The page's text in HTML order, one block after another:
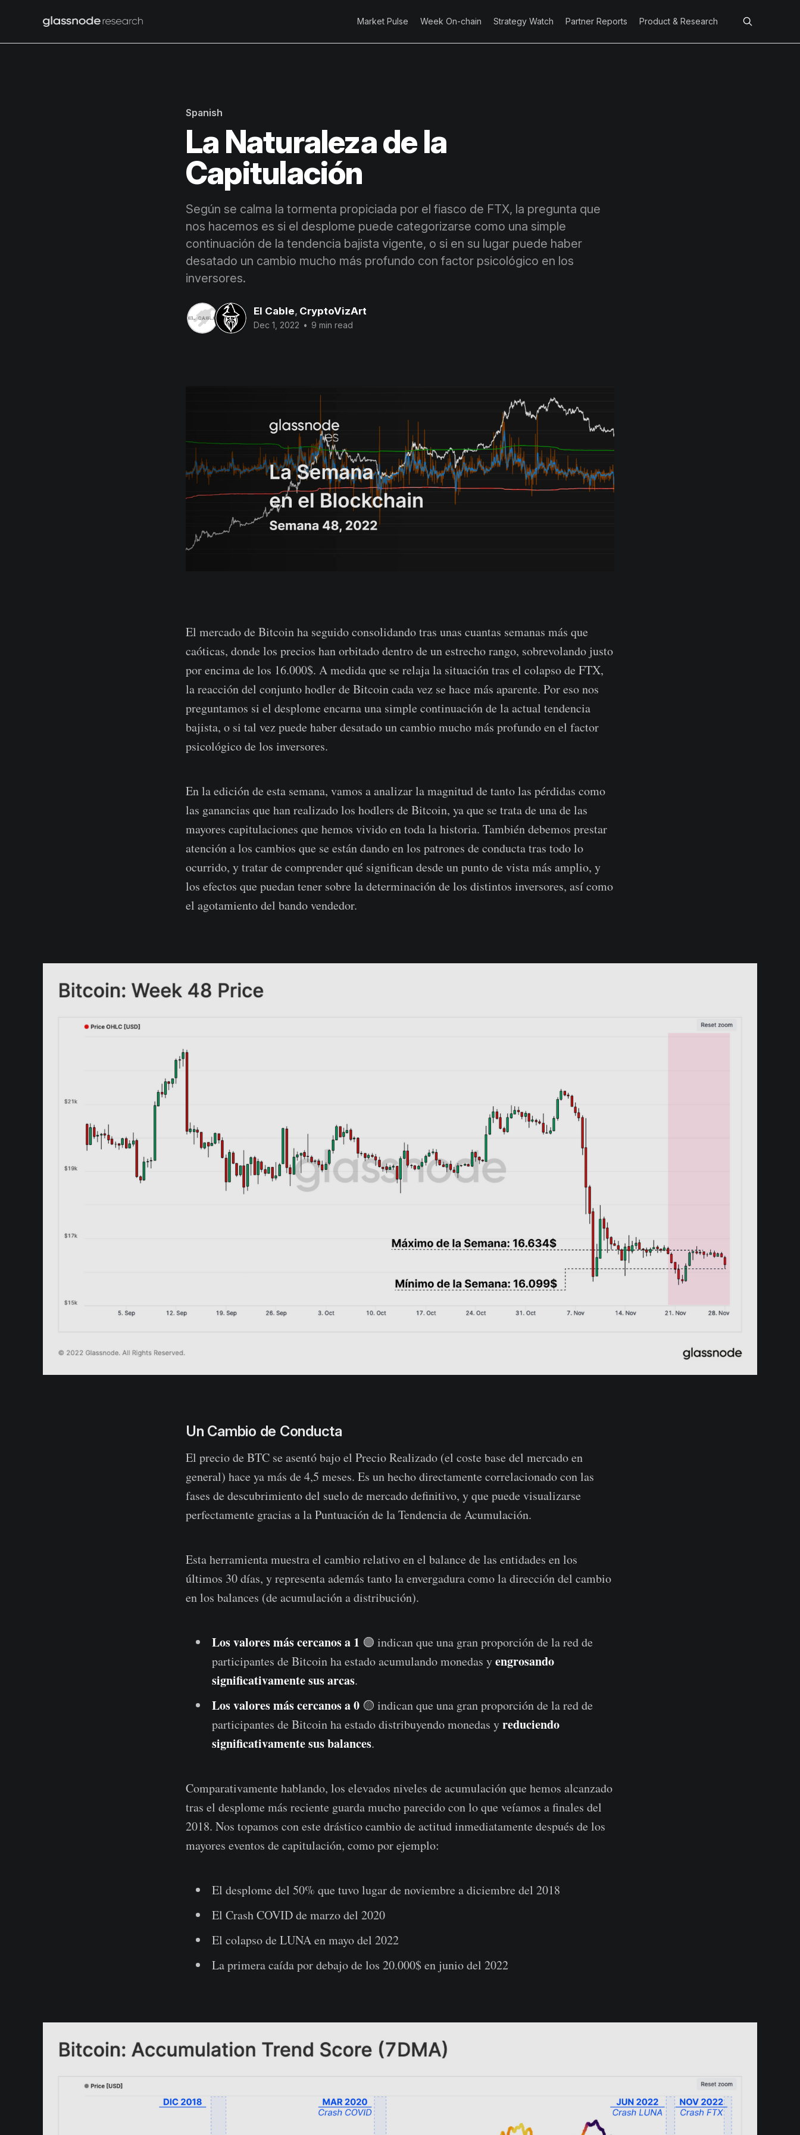
Market Pulse Week On-chain Strategy Watch Partner Reports Product & Research
Spanish
La Naturaleza de la
Capitulación
Según se calma la tormenta propiciada por el fiasco de FTX, la pregunta que
nos hacemos es si el desplome puede categorizarse como una simple
continuación de la tendencia bajista vigente, o si en su lugar puede haber
desatado un cambio mucho más profundo con factor psicológico en los
inversores.
El Cable, CryptoVizArt
Dec 1, 2022 • 9 min read
El mercado de Bitcoin ha seguido consolidando tras unas cuantas semanas más que
caóticas, donde los precios han orbitado dentro de un estrecho rango, sobrevolando justo
por encima de los 16.000$. A medida que se relaja la situación tras el colapso de FTX,
la reacción del conjunto hodler de Bitcoin cada vez se hace más aparente. Por eso nos
preguntamos si el desplome encarna una simple continuación de la actual tendencia
bajista, o si tal vez puede haber desatado un cambio mucho más profundo en el factor
psicológico de los inversores.
En la edición de esta semana, vamos a analizar la magnitud de tanto las pérdidas como
las ganancias que han realizado los hodlers de Bitcoin, ya que se trata de una de las
mayores capitulaciones que hemos vivido en toda la historia. También debemos prestar
atención a los cambios que se están dando en los patrones de conducta tras todo lo
ocurrido, y tratar de comprender qué significan desde un punto de vista más amplio, y
los efectos que puedan tener sobre la determinación de los distintos inversores, así como
el agotamiento del bando vendedor.
Un Cambio de Conducta
El precio de BTC se asentó bajo el Precio Realizado (el coste base del mercado en
general) hace ya más de 4,5 meses. Es un hecho directamente correlacionado con las
fases de descubrimiento del suelo de mercado definitivo, y que puede visualizarse
perfectamente gracias a la Puntuación de la Tendencia de Acumulación.
Esta herramienta muestra el cambio relativo en el balance de las entidades en los
últimos 30 días, y representa además tanto la envergadura como la dirección del cambio
en los balances (de acumulación a distribución).
Los valores más cercanos a 1 🟣 indican que una gran proporción de la red de
participantes de Bitcoin ha estado acumulando monedas yengrosando
significativamente sus arcas.
Los valores más cercanos a 0 🟡 indican que una gran proporción de la red de
participantes de Bitcoin ha estado distribuyendo monedas yreduciendo
significativamente sus balances.
Comparativamente hablando, los elevados niveles de acumulación que hemos alcanzado
tras el desplome más reciente guarda mucho parecido con lo que veíamos a finales del
2018. Nos topamos con este drástico cambio de actitud inmediatamente después de los
mayores eventos de capitulación, como por ejemplo:
El desplome del 50% que tuvo lugar de noviembre a diciembre del 2018
El Crash COVID de marzo del 2020
El colapso de LUNA en mayo del 2022
La primera caída por debajo de los 20.000$ en junio del 2022